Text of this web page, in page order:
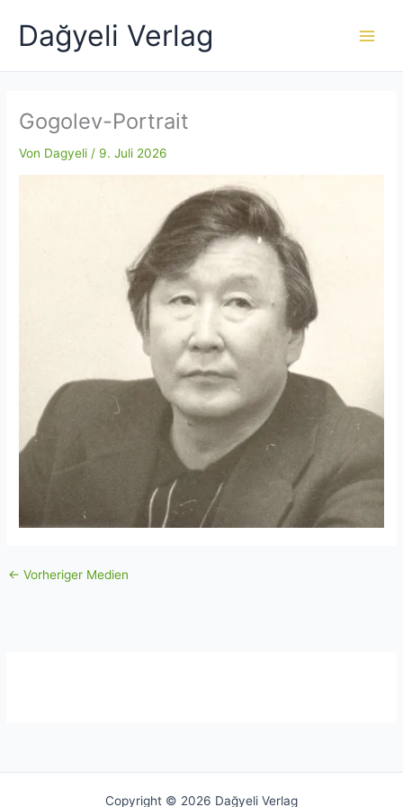
Inhalt
springen
Dağyeli Verlag
Gogolev-Portrait
Von Dagyeli / 9. Juli 2026
← Vorheriger Medien
Copyright © 2026 Dağyeli Verlag